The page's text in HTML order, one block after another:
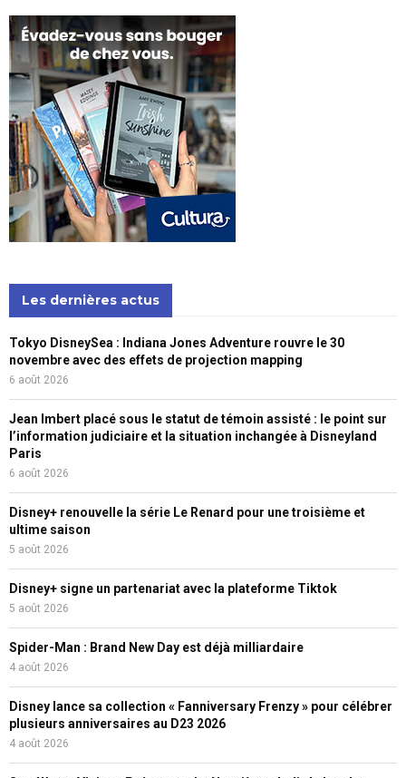
Les dernières actus
Tokyo DisneySea : Indiana Jones Adventure rouvre le 30
novembre avec des effets de projection mapping
6 août 2026
Jean Imbert placé sous le statut de témoin assisté : le point sur
l’information judiciaire et la situation inchangée à Disneyland
Paris
6 août 2026
Disney+ renouvelle la série Le Renard pour une troisième et
ultime saison
5 août 2026
Disney+ signe un partenariat avec la plateforme Tiktok
5 août 2026
Spider-Man : Brand New Day est déjà milliardaire
4 août 2026
Disney lance sa collection « Fanniversary Frenzy » pour célébrer
plusieurs anniversaires au D23 2026
4 août 2026